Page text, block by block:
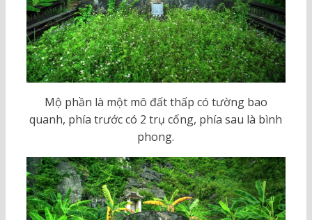
Mộ phần là một mô đất thấp có tường bao
quanh, phía trước có 2 trụ cổng, phía sau là bình
phong.